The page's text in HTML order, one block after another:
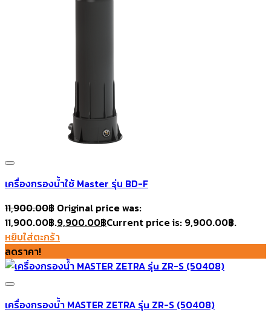
เครื่องกรองน้ำใช้ Master รุ่น BD-F
11,900.00฿ Original price was:
11,900.00฿.9,900.00฿Current price is: 9,900.00฿.
หยิบใส่ตะกร้า
ลดราคา!
เครื่องกรองน้ำ MASTER ZETRA รุ่u ZR-S (50408)